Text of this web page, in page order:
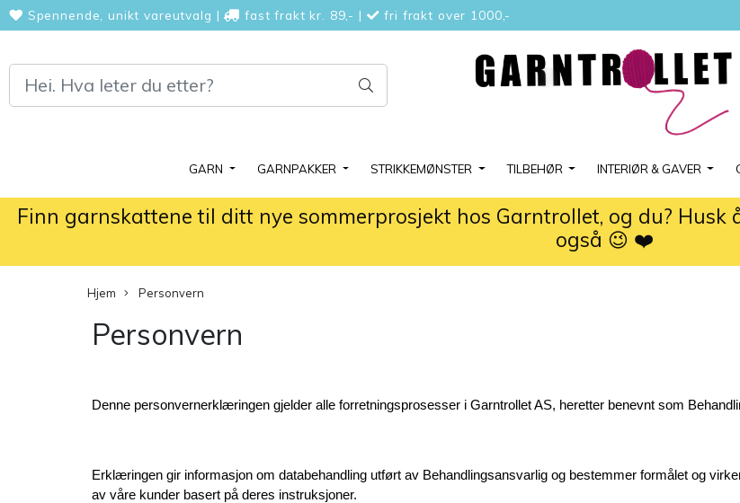
Spennende, unikt vareutvalg | fast frakt kr. 89,- | fri frakt over 1000,-
GARN GARNPAKKER STRIKKEMØNSTER TILBEHØR INTERIØR & GAVER
Finn garnskattene til ditt nye sommerprosjekt hos Garntrollet, og du?
også 😉 ❤️
Hjem Personvern
Personvern
Denne personvernerklæringen gjelder alle forretningsprosesser i Garntrollet AS, heretter benevnt som
Erklæringen gir informasjon om databehandling utført av Behandlingsansvarlig og bestemmer formålet og
av våre kunder basert på deres instruksjoner.